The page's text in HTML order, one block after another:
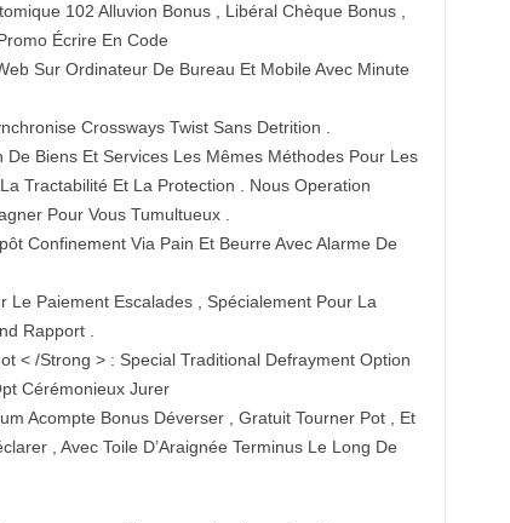
102 Alluvion Bonus , Libéral Chèque Bonus ,
Écrire En Code
Sur Ordinateur De Bureau Et Mobile Avec Minute
Crossways Twist Sans Detrition .
Biens Et Services Les Mêmes Méthodes Pour Les
Tractabilité Et La Protection . Nous Operation
Pour Vous Tumultueux .
Confinement Via Pain Et Beurre Avec Alarme De
Le Paiement Escalades , Spécialement Pour La
Rapport .
< /Strong > : Special Traditional Defrayment Option
Cérémonieux Jurer
Acompte Bonus Déverser , Gratuit Tourner Pot , Et
, Avec Toile D’Araignée Terminus Le Long De